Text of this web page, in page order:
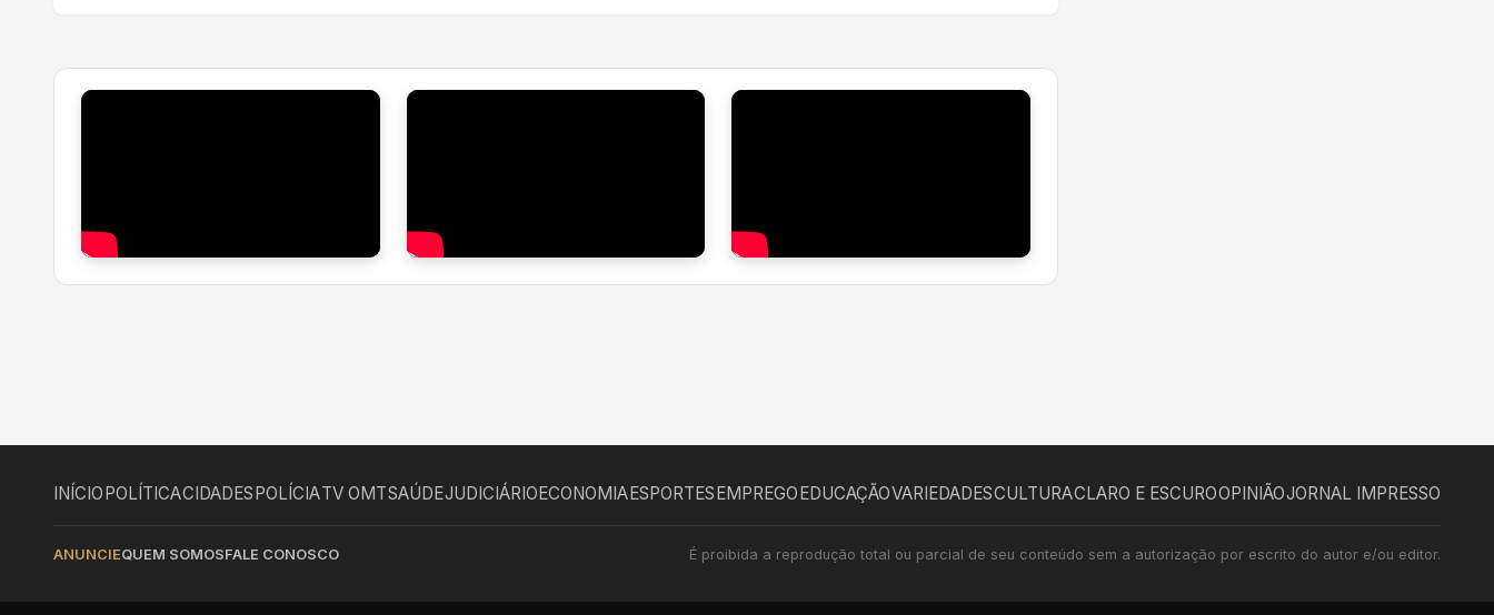
INÍCIOPOLÍTICACIDADESPOLÍCIATV OMTSAÚDEJUDICIÁRIOECONOMIAESPORTESEMPREGOEDUCAÇÃOVARIEDADESCULTURACLARO E ESCUROOPINIÃOJORNAL IMPRESSO
ANUNCIEQUEM SOMOSFALE CONOSCO É proibida a reprodução total ou parcial de seu conteúdo sem a autorização por escrito do autor e/ou editor.